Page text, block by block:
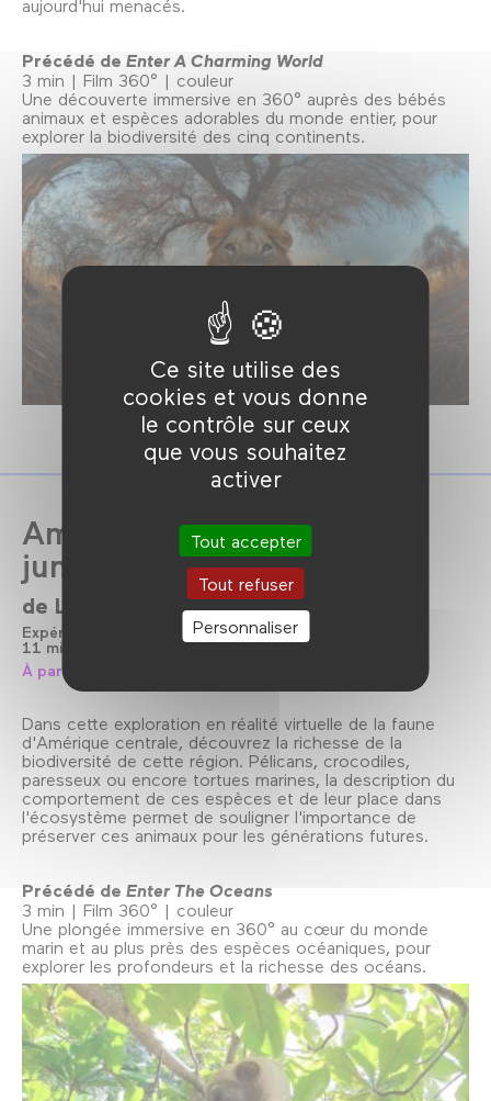
Ce site utilise des
cookies et vous donne
le contrôle sur ceux
que vous souhaitez
activer
Tout accepter
Tout refuser
Personnaliser
aujourd'hui menacés.
Précédé de Enter A Charming World
3 min | Film 360° | couleur
Une découverte immersive en 360° auprès des bébés
animaux et espèces adorables du monde entier, pour
explorer la biodiversité des cinq continents.
Amérique centrale, entre
jungle et océan
de Lucie Damase
Expérience immersive
2024
11 min
Couleur
À partir de 5 ans
Dans cette exploration en réalité virtuelle de la faune
d'Amérique centrale, découvrez la richesse de la
biodiversité de cette région. Pélicans, crocodiles,
paresseux ou encore tortues marines, la description du
comportement de ces espèces et de leur place dans
l'écosystème permet de souligner l'importance de
préserver ces animaux pour les générations futures.
Précédé de Enter The Oceans
3 min | Film 360° | couleur
Une plongée immersive en 360° au cœur du monde
marin et au plus près des espèces océaniques, pour
explorer les profondeurs et la richesse des océans.